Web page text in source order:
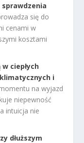
się do
cenami w
kosztami
ciepłych
i
na wyjazd
niepewność
intuicja nie
dłuższym